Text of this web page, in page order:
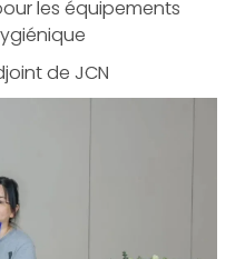
les équipements
de JCN